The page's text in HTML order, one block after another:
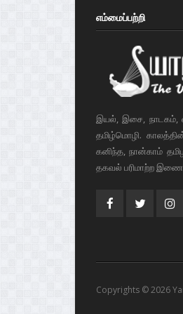
எம்மைப்பற்றி
இயல், இசை, நாடகம்,
தமிழ்மொழி.
கனிந்த, நான்காம்
தகவல் பரிமாற்ற
Copyrights © 2026